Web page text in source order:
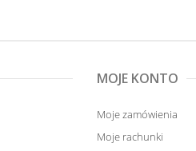
MOJE KONTO
Moje zamówienia
Moje rachunki